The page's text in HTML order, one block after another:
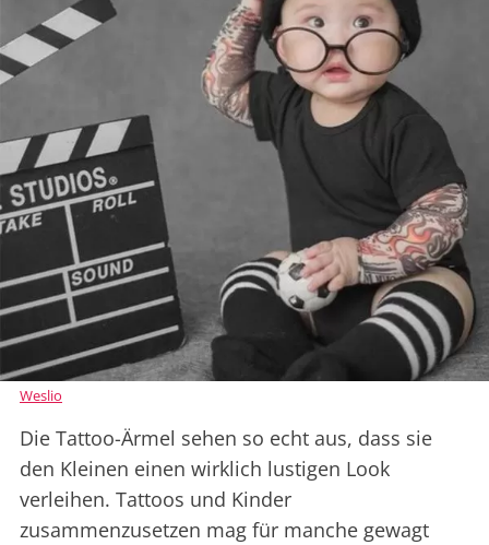
Weslio
Die Tattoo-Ärmel sehen so echt aus, dass sie
den Kleinen einen wirklich lustigen Look
verleihen. Tattoos und Kinder
zusammenzusetzen mag für manche gewagt